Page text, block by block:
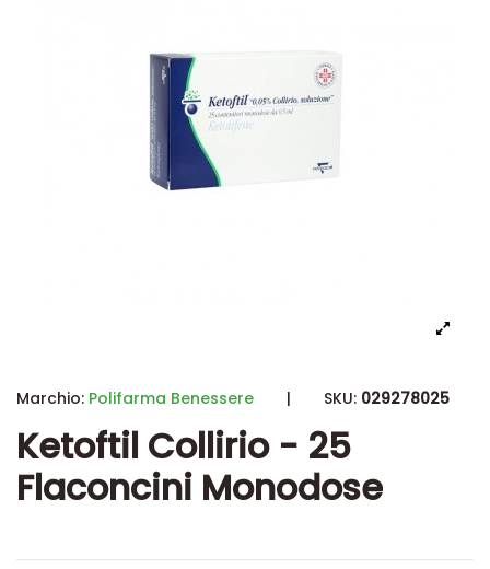
Marchio: Polifarma Benessere | SKU: 029278025
Ketoftil Collirio - 25
Flaconcini Monodose